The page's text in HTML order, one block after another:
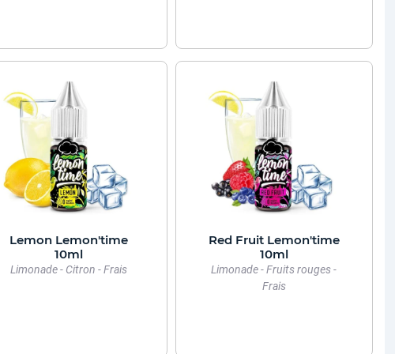
Lemon Lemon'time
10ml
Limonade - Citron - Frais
Red Fruit Lemon'time
10ml
Limonade - Fruits rouges -
Frais